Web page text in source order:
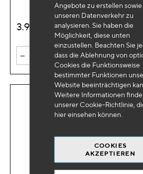
Angebote zu erstellen sowie
unseren Datenverkehr zu
analysieren. Sie haben die
Möglichkeit, diese unten
einzustellen. Beachten Sie
dass die Ablehnung von
Cookies die Funktionsweise
bestimmter Funktionen
Website beeinträchtigen
Weitere Informationen
unserer Cookie-Richtlinie,
hiereinsehen können.
COOKIES
AKZEPTIEREN
3.990 HT
- IN DEN